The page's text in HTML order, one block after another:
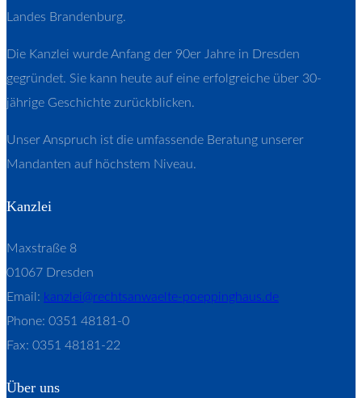
Landes Brandenburg.
Die Kanzlei wurde Anfang der 90er Jahre in Dresden
gegründet. Sie kann heute auf eine erfolgreiche über 30-
jährige Geschichte zurückblicken.
Unser Anspruch ist die umfassende Beratung unserer
Mandanten auf höchstem Niveau.
Kanzlei
Maxstraße 8
01067 Dresden
Email: kanzlei@rechtsanwaelte-poeppinghaus.de
Phone: 0351 48181-0
Fax: 0351 48181-22
Über uns